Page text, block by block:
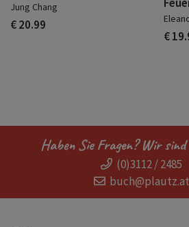
Jung Chang
€ 20.99
€
Haben Sie Fragen? Wir
(0)3112 / 2485
buch@plautz.at